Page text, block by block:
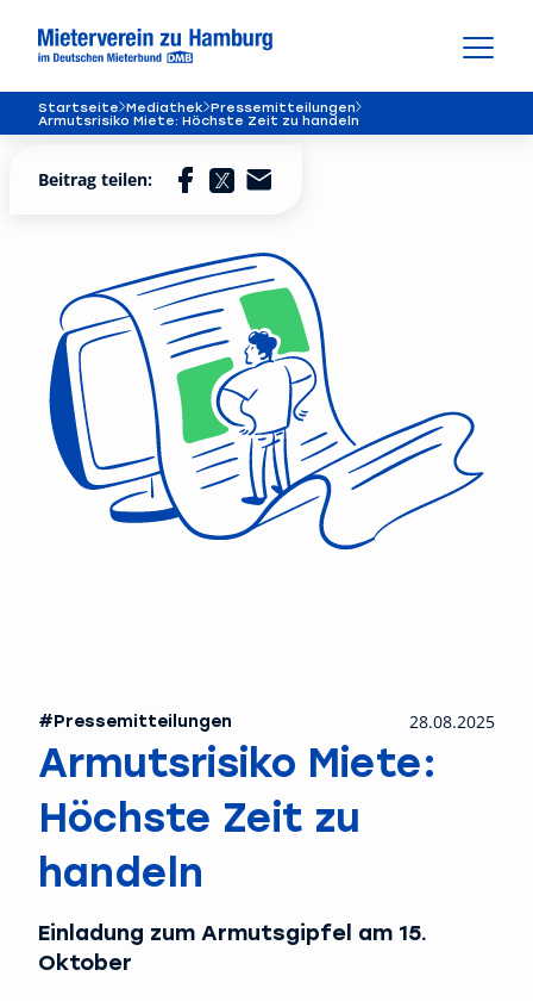
Startseite Mediathek Pressemitteilungen
Armutsrisiko Miete: Höchste Zeit zu handeln
#Pressemitteilungen 28.08.2025
Armutsrisiko Miete:
Höchste Zeit zu
handeln
Einladung zum Armutsgipfel am 15.
Oktober
Beitrag teilen: